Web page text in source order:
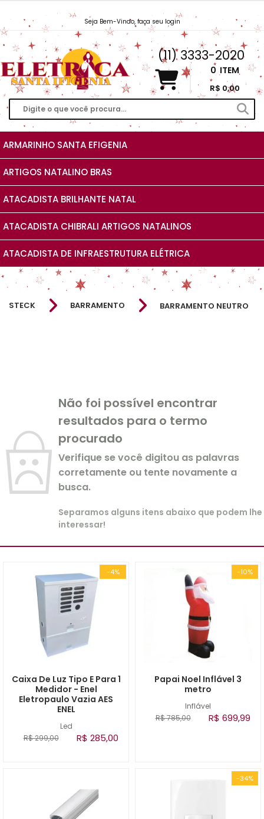
Seja Bem-Vindo, faça seu login
Vendas@EletricaSantaIfigenia.com.br
(11) 3333-2020
0 ITEM
R$ 0,00
ARMARINHO SANTA EFIGENIA
ARTIGOS NATALINO BRAS
ATACADISTA BRILHANTE NATAL
ATACADISTA CHIBRALI ARTIGOS NATALINOS
ATACADISTA DE INFRAESTRUTURA ELÉTRICA
STECK BARRAMENTO BARRAMENTO NEUTRO
Não foi possível encontrar
resultados para o termo
procurado
Verifique se você digitou as palavras
corretamente ou tente novamente a
busca.
Separamos alguns itens abaixo que podem lhe
interessar!
-4%
Led
Caixa De Luz Tipo E Para 1
Medidor - Enel
Eletropaulo Vazia AES
ENEL
R$ 299,00 R$ 285,00
-10%
Inflável
Papai Noel Inflável 3
metro
R$ 785,00 R$ 699,99
-34%